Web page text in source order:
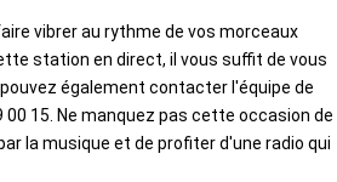
vibrer au rythme de vos morceaux
station en direct, il vous suffit de vous
également contacter l'équipe de
00 15. Ne manquez pas cette occasion de
la musique et de profiter d'une radio qui